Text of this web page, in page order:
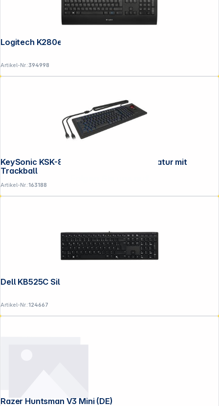
Artikel-Nr.:394998
KeySonic KSK-8202ELU-T Full-Size Tastatur mit
Trackball
Artikel-Nr.:163188
Artikel-Nr.:124667
Razer Huntsman V3 Mini (DE)